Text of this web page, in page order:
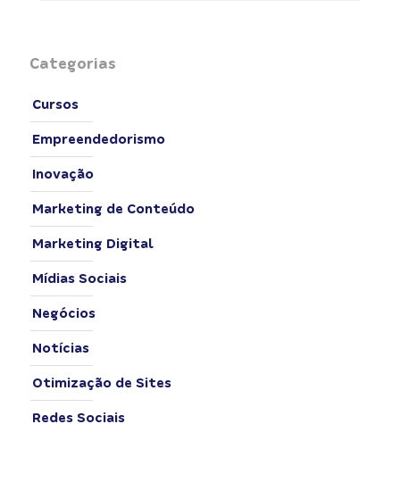
Categorias
Cursos
Empreendedorismo
Inovação
Marketing de Conteúdo
Marketing Digital
Mídias Sociais
Negócios
Notícias
Otimização de Sites
Redes Sociais